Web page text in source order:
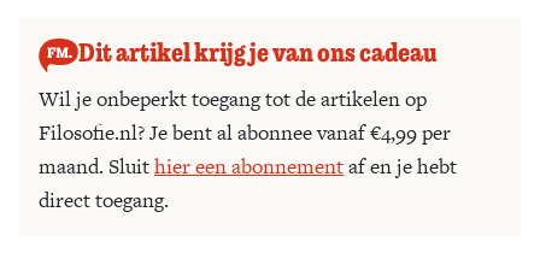
Dit artikel krijg je van ons cadeau
Wil je onbeperkt toegang tot de artikelen op
Filosofie.nl? Je bent al abonnee vanaf €4,99 per
maand. Sluithier een abonnementaf en je hebt
direct toegang.